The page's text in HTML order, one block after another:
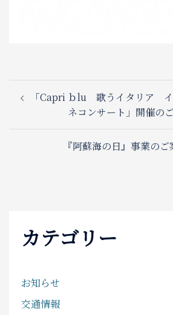
Post
navigation
「Capri ｂlu 歌うイタリア イ
ネコンサート」開催のご
『阿蘇海の日』事業のご
カテゴリー
お知らせ
交通情報